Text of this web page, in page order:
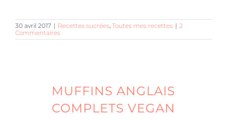
30 avril 2017 | Recettes sucrées, Toutes mes recettes | 2
Commentaires
MUFFINS ANGLAIS
COMPLETS VEGAN